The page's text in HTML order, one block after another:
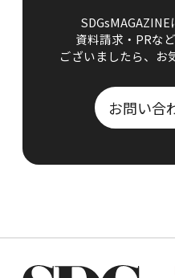
資料請求・PRな
ございましたら、 お
お問い合